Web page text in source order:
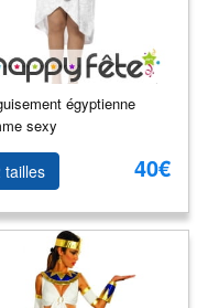
égyptienne
sexy
tailles 40€